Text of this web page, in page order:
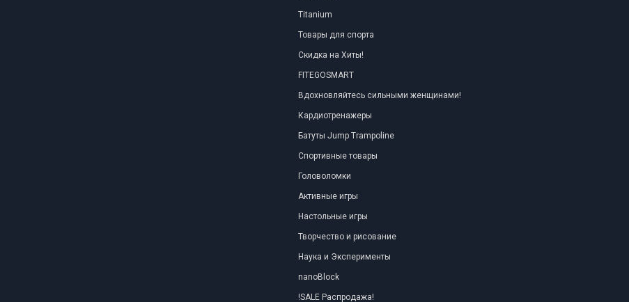
Titanium
Товары для спорта
Скидка на Хиты!
FITEGOSMART
Вдохновляйтесь сильными женщинами!
Кардиотренажеры
Батуты Jump Trampoline
Спортивные товары
Головоломки
Активные игры
Настольные игры
Творчество и рисование
Наука и Эксперименты
nanoBlock
!SALE Распродажа!